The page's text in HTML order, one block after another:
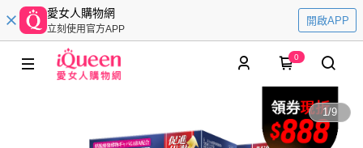
愛女人購物網
立刻使用官方APP
開啟APP
0
1/9